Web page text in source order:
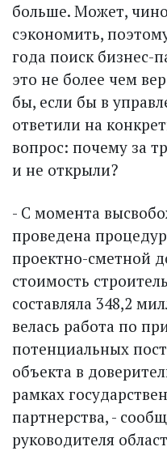
больше. Может,
сэкономить,
года поиск бизнес-
это не более чем
бы, если бы в
ответили на
вопрос: почему за
и не открыли?
- С момента
проведена
проектно-сметной
стоимость
составляла 348,2
велась работа по
потенциальных
объекта в
рамках
партнерства, -
руководителя